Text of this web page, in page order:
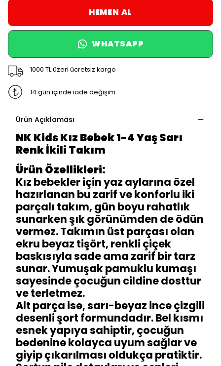
HEMEN AL
WHATSAPP
1000 TL üzeri ücretsiz kargo
14 gün içinde iade değişim
Ürün Açıklaması
NK Kids Kız Bebek 1-4 Yaş Sarı
Renk İkili Takım
Ürün Özellikleri:
Kız bebekler için yaz aylarına özel
hazırlanan bu zarif ve konforlu iki
parçalı takım, gün boyu rahatlık
sunarken şık görünümden de ödün
vermez. Takımın üst parçası olan
ekru beyaz tişört, renkli çiçek
baskısıyla sade ama zarif bir tarz
sunar. Yumuşak pamuklu kumaşı
sayesinde çocuğun cildine dosttur
ve terletmez.
Alt parça ise, sarı-beyaz ince çizgili
desenli şort formundadır. Bel kısmı
esnek yapıya sahiptir, çocuğun
bedenine kolayca uyum sağlar ve
giyip çıkarılması oldukça pratiktir.